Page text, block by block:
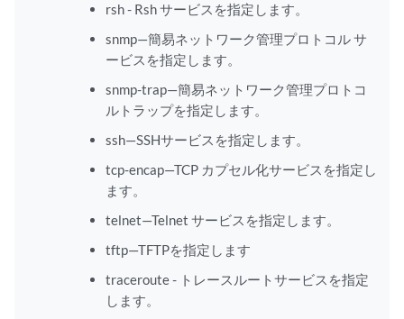
rsh - Rsh サービスを指定します。
snmp—簡易ネットワーク管理プロトコル サ
ービスを指定します。
snmp-trap—簡易ネットワーク管理プロトコ
ルトラップを指定します。
ssh—SSHサービスを指定します。
tcp-encap—TCP カプセル化サービスを指定し
ます。
telnet—Telnet サービスを指定します。
tftp—TFTPを指定します
traceroute - トレースルートサービスを指定
します。